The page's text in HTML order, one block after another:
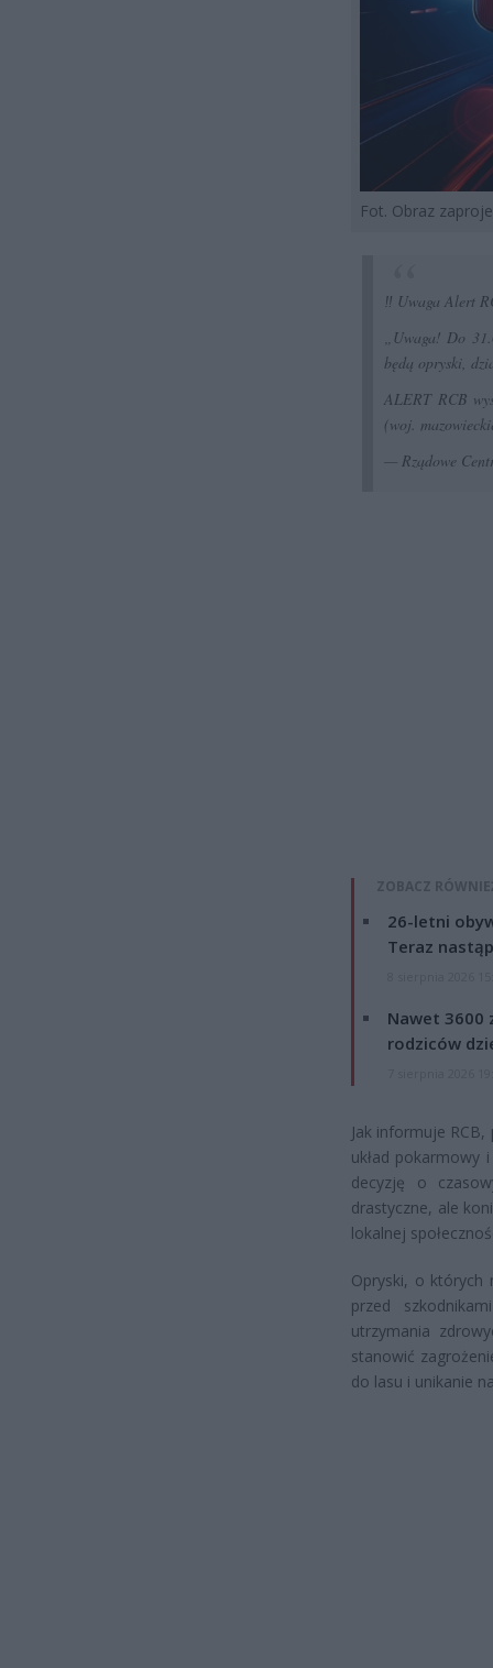
Fot. Obraz
‼️ Uwaga Alert
„Uwaga! Do
będą opryski,
ALERT RCB
(woj.
— Rządowe
ZOBACZ
26-letni
Teraz
Nawet 3600
rodziców
Jak informuje
układ pokarmowy
decyzję o
drastyczne, ale
lokalnej
Opryski, o których
przed
utrzymania
stanowić
do lasu i unikanie